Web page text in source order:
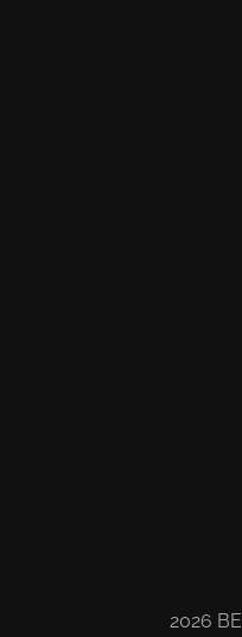
2026